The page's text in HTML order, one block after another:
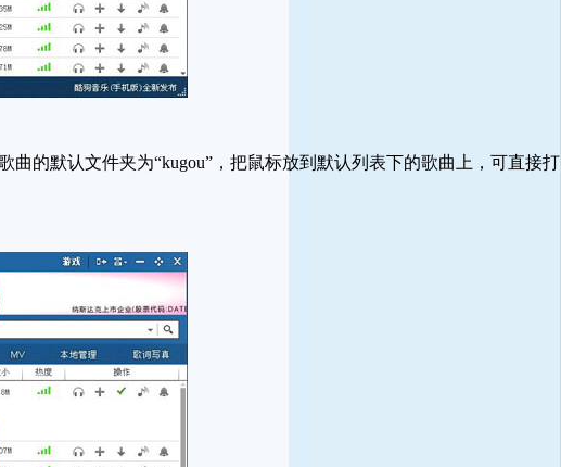
的默认文件夹为“kugou”，把鼠标放到默认列表下的歌曲上，可直接打